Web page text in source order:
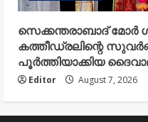
സെക്കന്തരാബാദ് മോർ
കത്തീഡ്രലിന്റെ
പൂർത്തിയാക്കിയ
Editor August 7, 2026